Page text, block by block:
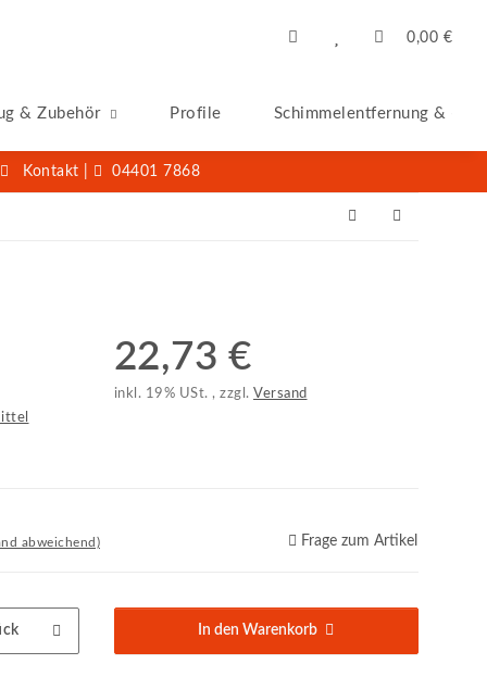
0,00 €
& Zubehör Profile Schimmelentfernung & -
Kontakt 04401 7868
22,73 €
inkl. 19% USt. , zzgl. Versand
abweichend) Frage zum Artikel
In den Warenkorb